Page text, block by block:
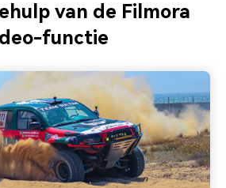
van de Filmora
functie